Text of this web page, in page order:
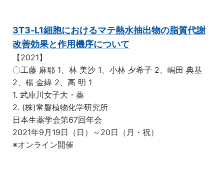
3T3-L1細胞におけるマテ熱水抽出物の脂質代謝
改善効果と作用機序について
【2021】
〇工藤 麻耶 1、林 美沙 1、小林 夕希子 2、嶋田 典基
2、楊 金緯 2、高 明 1
1. 武庫川女子大・薬
2. (株)常磐植物化学研究所
日本生薬学会第67回年会
2021年9月19日（日）～20日（月・祝）
※オンライン開催